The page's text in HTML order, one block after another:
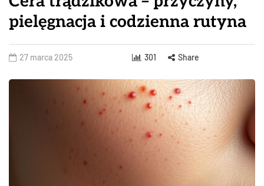
pielęgnacja i codzienna rutyna
27 marca 2025 301 Share